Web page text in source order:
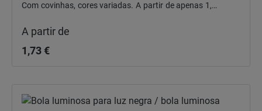
Com covinhas, cores variadas. A partir de apenas 1,45
A partir de
1,73 €